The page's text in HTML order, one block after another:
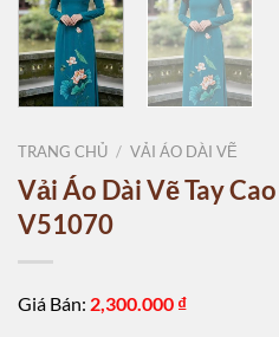
TRANG CHỦ / VẢI ÁO DÀI VẼ
Vải Áo Dài Vẽ Tay
V51070
Giá Bán: 2,300.000 ₫